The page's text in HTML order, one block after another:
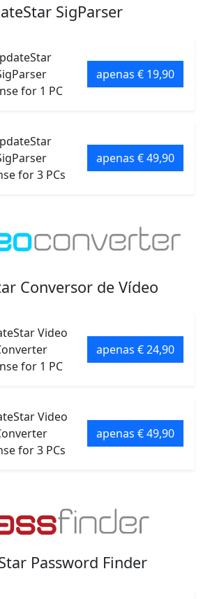
SigParser
for 1 PC
apenas € 19,90
for 3 PCs
apenas € 49,90
Conversor de Vídeo
Video
for 1 PC
apenas € 24,90
Video
for 3 PCs
apenas € 49,90
Password Finder